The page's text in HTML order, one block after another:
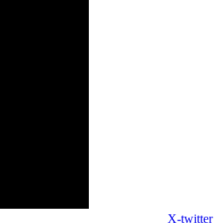
X-twitter